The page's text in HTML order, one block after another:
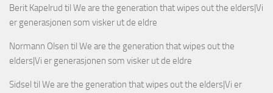
Berit Kapelrud til We are the generation that wipes out the elders|Vi
er generasjonen som visker ut de eldre
Normann Olsen til We are the generation that wipes out the
elders|Vi er generasjonen som visker ut de eldre
Sidsel til We are the generation that wipes out the elders|Vi er